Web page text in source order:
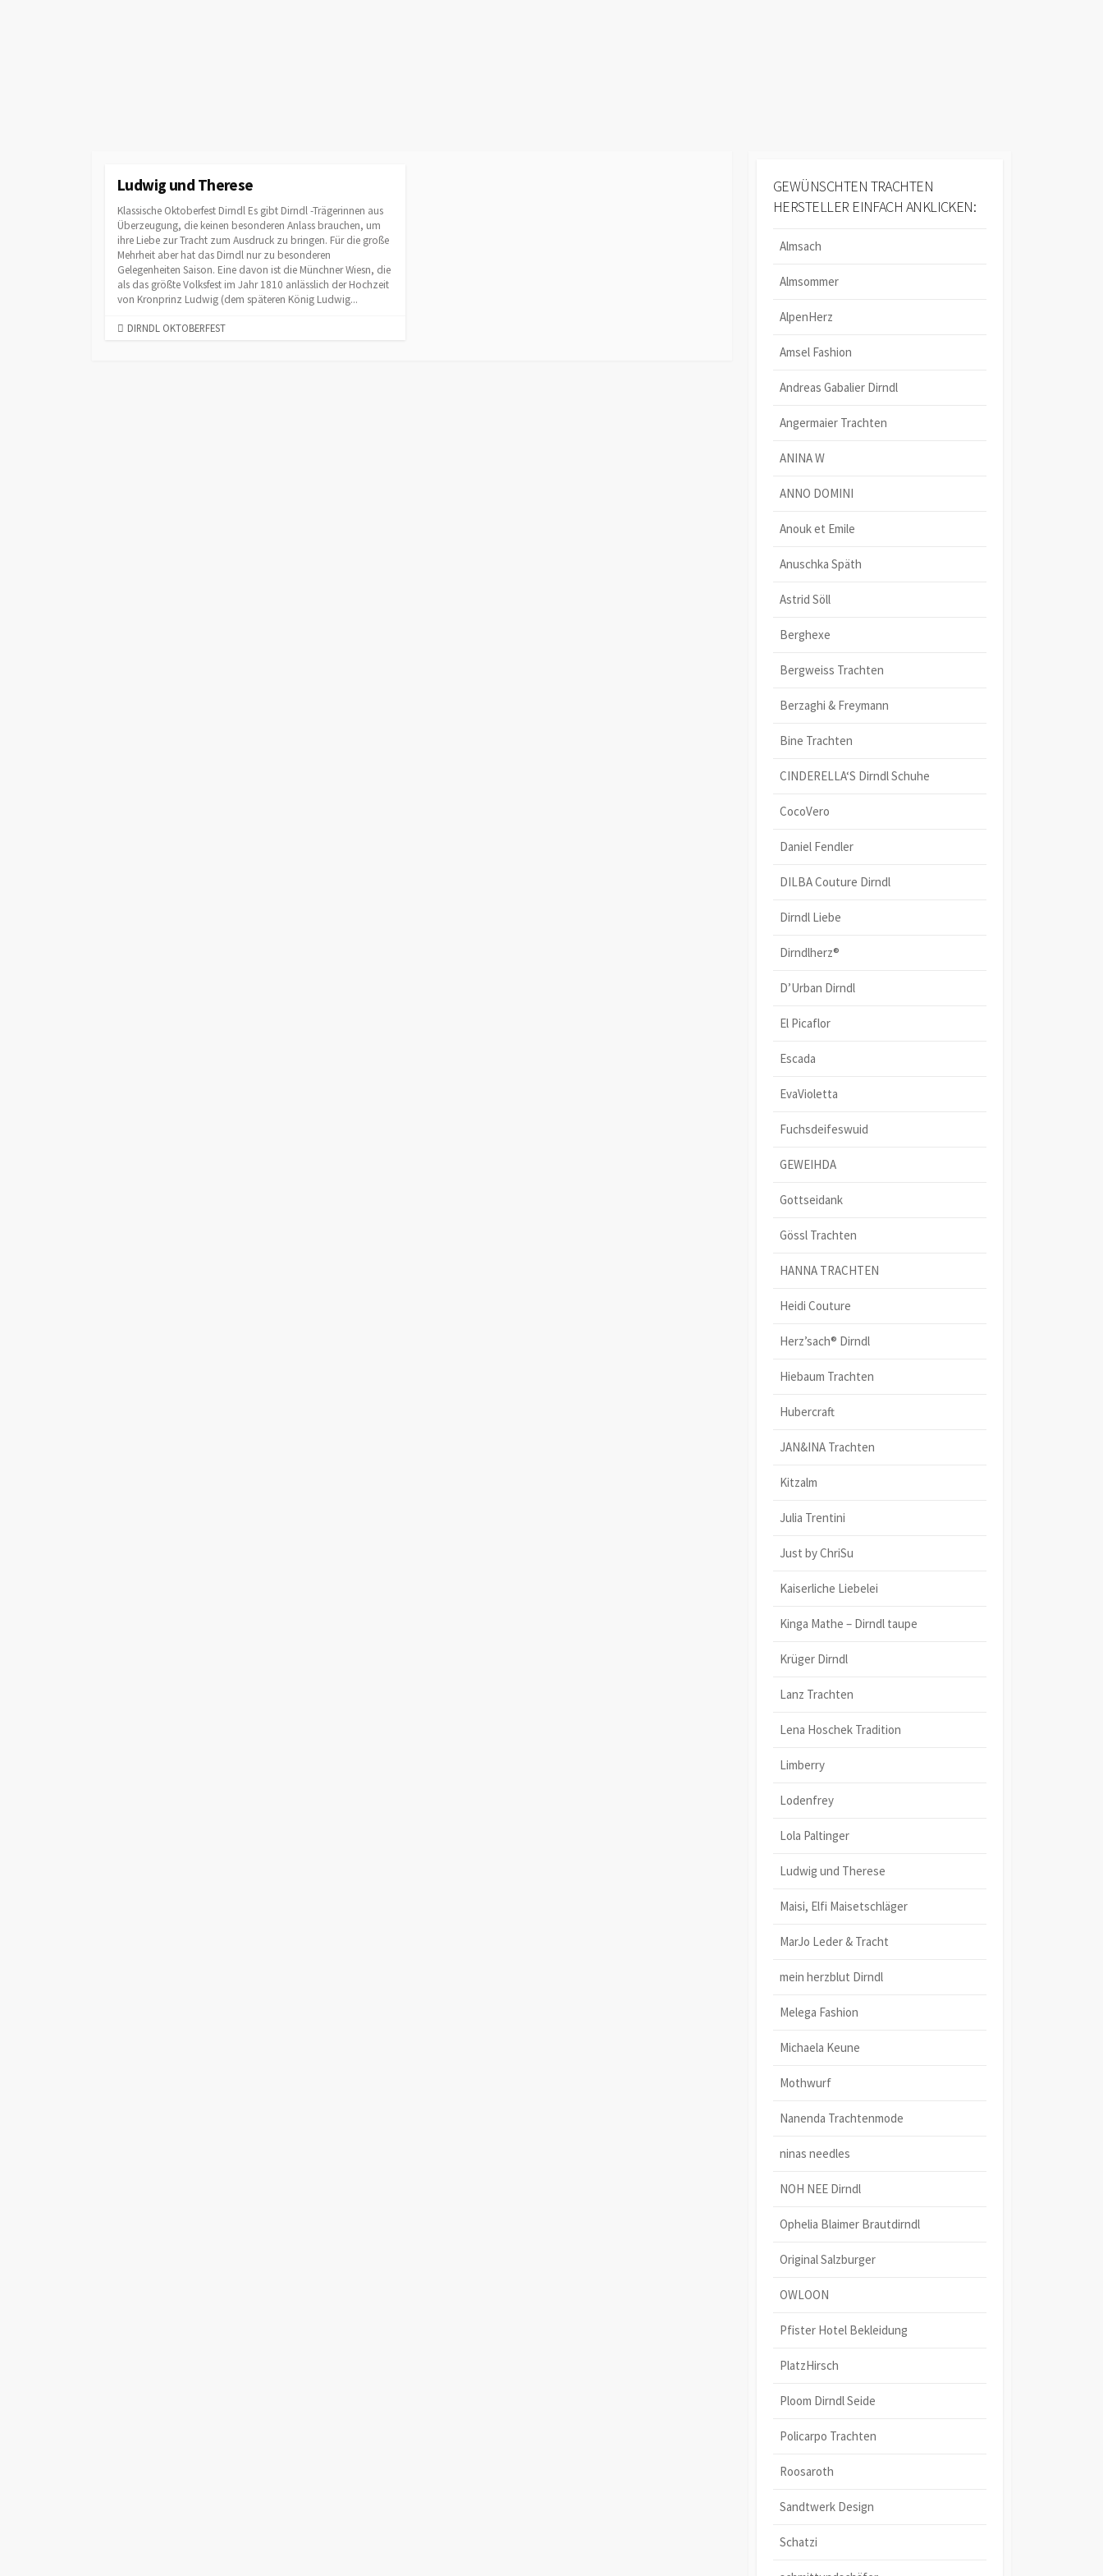
Ludwig und Therese
Klassische Oktoberfest Dirndl Es gibt Dirndl -Trägerinnen aus
Überzeugung, die keinen besonderen Anlass brauchen, um
ihre Liebe zur Tracht zum Ausdruck zu bringen. Für die große
Mehrheit aber hat das Dirndl nur zu besonderen
Gelegenheiten Saison. Eine davon ist die Münchner Wiesn, die
als das größte Volksfest im Jahr 1810 anlässlich der Hochzeit
von Kronprinz Ludwig (dem späteren König Ludwig...
CDIRNDL OKTOBERFEST
GEWÜNSCHTEN TRACHTEN
HERSTELLER EINFACH ANKLICKEN:
Almsach
Almsommer
AlpenHerz
Amsel Fashion
Andreas Gabalier Dirndl
Angermaier Trachten
ANINA W
ANNO DOMINI
Anouk et Emile
Anuschka Späth
Astrid Söll
Berghexe
Bergweiss Trachten
Berzaghi & Freymann
Bine Trachten
CINDERELLA‘S Dirndl Schuhe
CocoVero
Daniel Fendler
DILBA Couture Dirndl
Dirndl Liebe
Dirndlherz®
D’Urban Dirndl
El Picaflor
Escada
EvaVioletta
Fuchsdeifeswuid
GEWEIHDA
Gottseidank
Gössl Trachten
HANNA TRACHTEN
Heidi Couture
Herz’sach® Dirndl
Hiebaum Trachten
Hubercraft
JAN&INA Trachten
Kitzalm
Julia Trentini
Just by ChriSu
Kaiserliche Liebelei
Kinga Mathe – Dirndl taupe
Krüger Dirndl
Lanz Trachten
Lena Hoschek Tradition
Limberry
Lodenfrey
Lola Paltinger
Ludwig und Therese
Maisi, Elfi Maisetschläger
MarJo Leder & Tracht
mein herzblut Dirndl
Melega Fashion
Michaela Keune
Mothwurf
Nanenda Trachtenmode
ninas needles
NOH NEE Dirndl
Ophelia Blaimer Brautdirndl
Original Salzburger
OWLOON
Pfister Hotel Bekleidung
PlatzHirsch
Ploom Dirndl Seide
Policarpo Trachten
Roosaroth
Sandtwerk Design
Schatzi